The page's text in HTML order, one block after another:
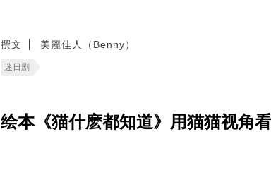
撰文 美麗佳人（Benny）
迷日剧
绘本《猫什麽都知道》用猫猫视角